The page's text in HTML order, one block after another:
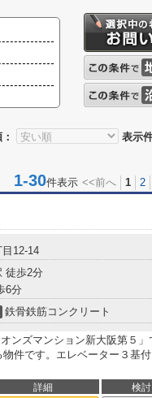
表示
1-30件表示 <<前へ 1 2
目12-14
徒歩2分
6分
鉄骨鉄筋コンクリート
ンズマンション新大阪第５」
件です。エレベーター３基
詳細
検